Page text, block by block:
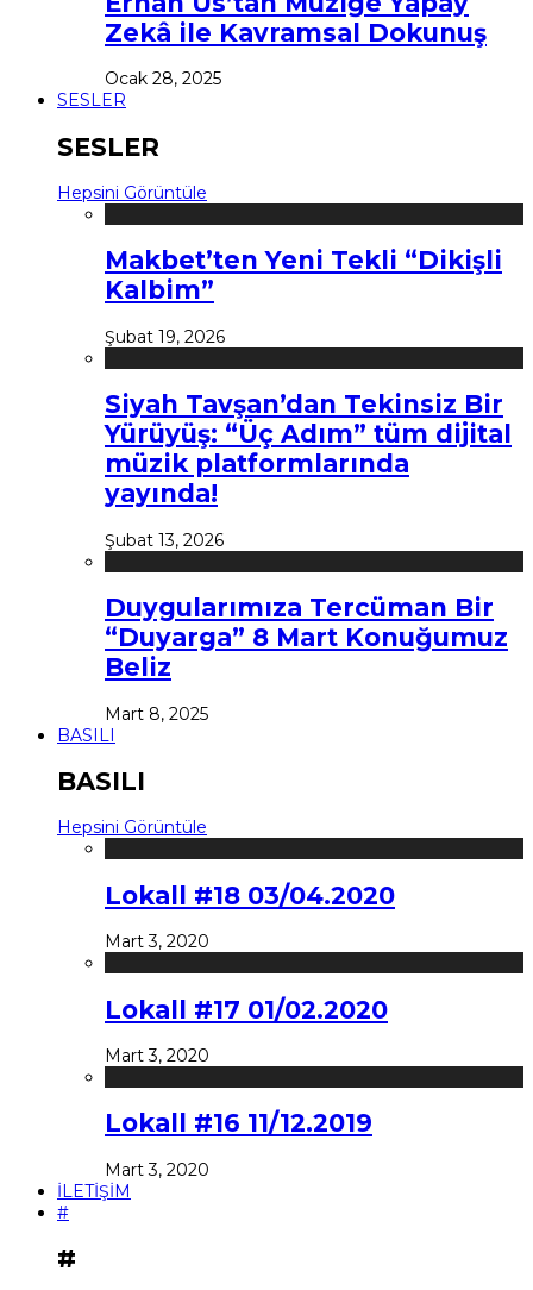
Zekâ ile Kavramsal Dokunuş
Ocak 28, 2025
SESLER
SESLER
Hepsini Görüntüle
Makbet’ten Yeni Tekli “Dikişli
Kalbim”
Şubat 19, 2026
Siyah Tavşan’dan Tekinsiz Bir
Yürüyüş: “Üç Adım” tüm dijital
müzik platformlarında
yayında!
Şubat 13, 2026
Duygularımıza Tercüman Bir
“Duyarga” 8 Mart Konuğumuz
Beliz
Mart 8, 2025
BASILI
BASILI
Hepsini Görüntüle
Lokall #18 03/04.2020
Mart 3, 2020
Lokall #17 01/02.2020
Mart 3, 2020
Lokall #16 11/12.2019
Mart 3, 2020
İLETİŞİM
#
#